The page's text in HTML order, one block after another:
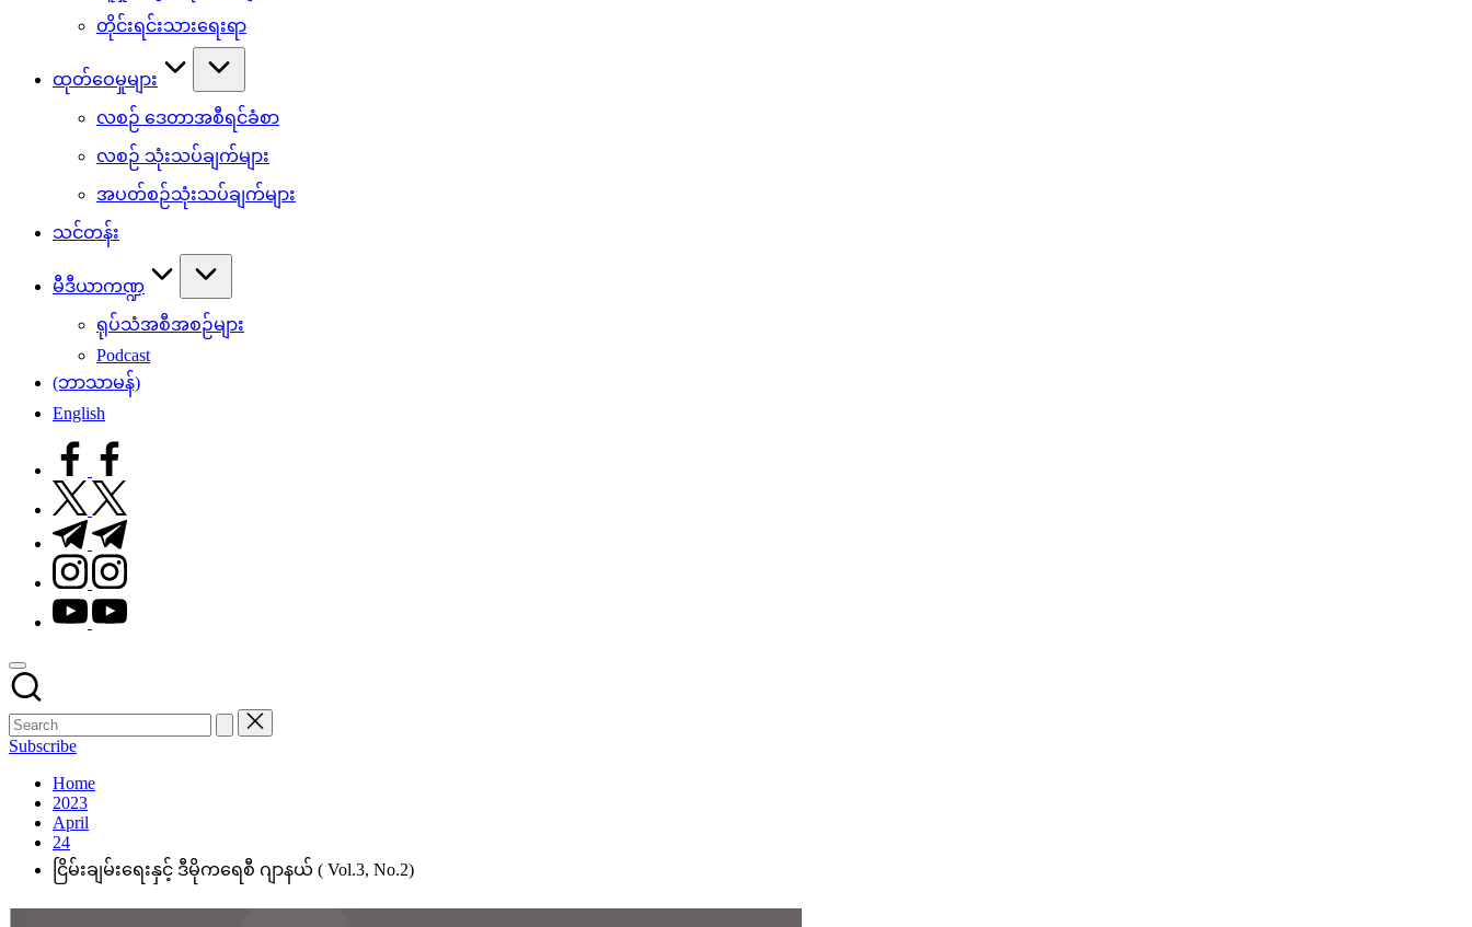
တိုင်းရင်းသားရေးရာ
ထုတ်ဝေမှုများ
လစဉ် ဒေတာအစီရင်ခံစာ
လစဉ် သုံးသပ်ချက်များ
အပတ်စဉ်သုံးသပ်ချက်များ
သင်တန်း
မီဒီယာကဏ္ဍ
ရုပ်သံအစီအစဉ်များ
Podcast
(ဘာသာမန်)
English
facebook.com
twitter.com
t.me
instagram.com
youtube.com
Subscribe
Home
2023
April
24
ငြိမ်းချမ်းရေးနှင့် ဒီမိုကရေစီ ဂျာနယ် ( Vol.3, No.2)